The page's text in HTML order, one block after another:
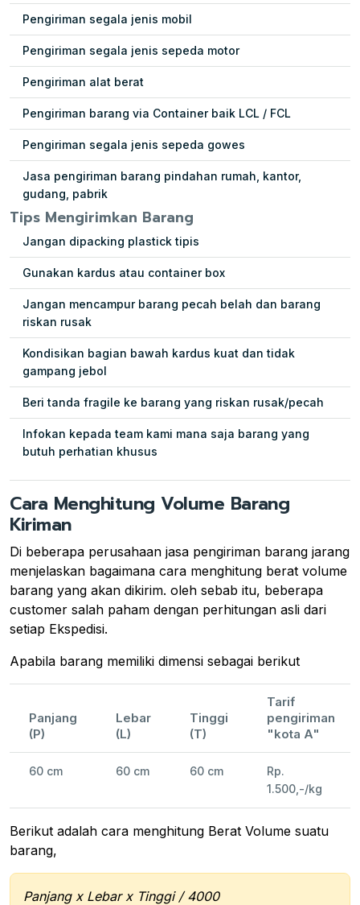
Pengiriman segala jenis mobil
Pengiriman segala jenis sepeda motor
Pengiriman alat berat
Pengiriman barang via Container baik LCL / FCL
Pengiriman segala jenis sepeda gowes
Jasa pengiriman barang pindahan rumah, kantor,
gudang, pabrik
Tips Mengirimkan Barang
Jangan dipacking plastick tipis
Gunakan kardus atau container box
Jangan mencampur barang pecah belah dan barang
riskan rusak
Kondisikan bagian bawah kardus kuat dan tidak
gampang jebol
Beri tanda fragile ke barang yang riskan rusak/pecah
Infokan kepada team kami mana saja barang yang
butuh perhatian khusus
Cara Menghitung Volume Barang
Kiriman
Di beberapa perusahaan jasa pengiriman barang jarang
menjelaskan bagaimana cara menghitung berat volume
barang yang akan dikirim. oleh sebab itu, beberapa
customer salah paham dengan perhitungan asli dari
setiap Ekspedisi.
Apabila barang memiliki dimensi sebagai berikut
Panjang
(P)
Lebar
(L)
Tinggi
(T)
Tarif
pengiriman
"kota A"
60 cm 60 cm 60 cm
Rp.
1.500,-/kg
Berikut adalah cara menghitung Berat Volume suatu
barang,
Panjang x Lebar x Tinggi / 4000